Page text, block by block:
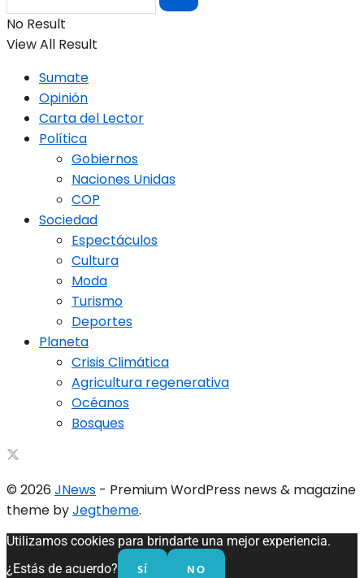
No Result
View All Result
Sumate
Opinión
Carta del Lector
Política
Gobiernos
Naciones Unidas
COP
Sociedad
Espectáculos
Cultura
Moda
Turismo
Deportes
Planeta
Crisis Climática
Agricultura regenerativa
Océanos
Bosques
© 2026 JNews - Premium WordPress news & magazine
theme byJegtheme.
Utilizamos cookies para brindarte una mejor experiencia.
¿Estás de acuerdo?
SÍ NO